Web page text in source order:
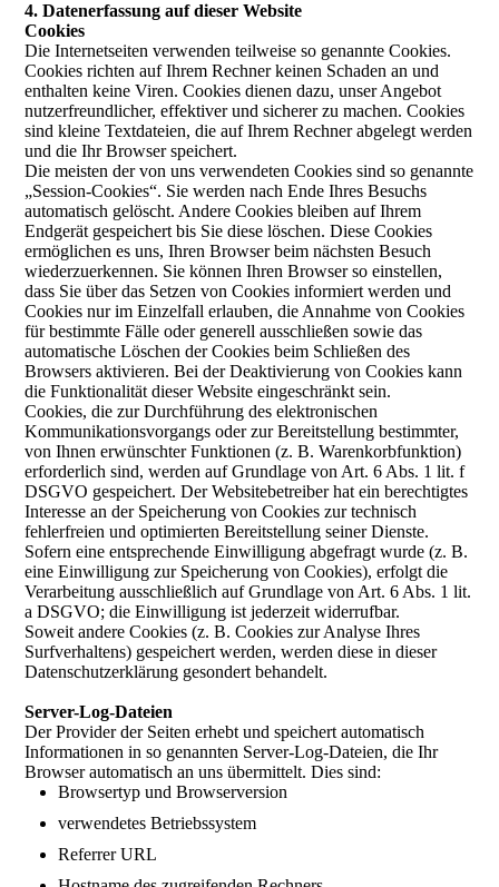
4. Datenerfassung auf dieser Website
Cookies
Die Internetseiten verwenden teilweise so genannte Cookies.
Cookies richten auf Ihrem Rechner keinen Schaden an und
enthalten keine Viren. Cookies dienen dazu, unser Angebot
nutzerfreundlicher, effektiver und sicherer zu machen. Cookies
sind kleine Textdateien, die auf Ihrem Rechner abgelegt werden
und die Ihr Browser speichert.
Die meisten der von uns verwendeten Cookies sind so genannte
„Session-Cookies“. Sie werden nach Ende Ihres Besuchs
automatisch gelöscht. Andere Cookies bleiben auf Ihrem
Endgerät gespeichert bis Sie diese löschen. Diese Cookies
ermöglichen es uns, Ihren Browser beim nächsten Besuch
wiederzuerkennen. Sie können Ihren Browser so einstellen,
dass Sie über das Setzen von Cookies informiert werden und
Cookies nur im Einzelfall erlauben, die Annahme von Cookies
für bestimmte Fälle oder generell ausschließen sowie das
automatische Löschen der Cookies beim Schließen des
Browsers aktivieren. Bei der Deaktivierung von Cookies kann
die Funktionalität dieser Website eingeschränkt sein.
Cookies, die zur Durchführung des elektronischen
Kommunikationsvorgangs oder zur Bereitstellung bestimmter,
von Ihnen erwünschter Funktionen (z. B. Warenkorbfunktion)
erforderlich sind, werden auf Grundlage von Art. 6 Abs. 1 lit. f
DSGVO gespeichert. Der Websitebetreiber hat ein berechtigtes
Interesse an der Speicherung von Cookies zur technisch
fehlerfreien und optimierten Bereitstellung seiner Dienste.
Sofern eine entsprechende Einwilligung abgefragt wurde (z. B.
eine Einwilligung zur Speicherung von Cookies), erfolgt die
Verarbeitung ausschließlich auf Grundlage von Art. 6 Abs. 1 lit.
a DSGVO; die Einwilligung ist jederzeit widerrufbar.
Soweit andere Cookies (z. B. Cookies zur Analyse Ihres
Surfverhaltens) gespeichert werden, werden diese in dieser
Datenschutzerklärung gesondert behandelt.
Server-Log-Dateien
Der Provider der Seiten erhebt und speichert automatisch
Informationen in so genannten Server-Log-Dateien, die Ihr
Browser automatisch an uns übermittelt. Dies sind:
Browsertyp und Browserversion
verwendetes Betriebssystem
Referrer URL